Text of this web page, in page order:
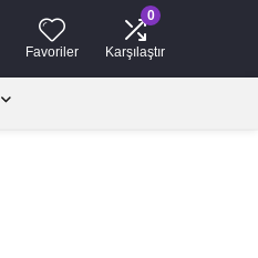
Favoriler
0
Karşılaştır